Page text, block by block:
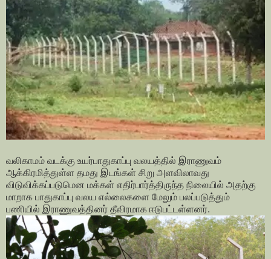
வலிகாமம் வடக்கு உயர்பாதுகாப்பு வலயத்தில் இராணுவம்
ஆக்கிரமித்துள்ள தமது இடங்கள் சிறு அளவிலாவது
விடுவிக்கப்படுமென மக்கள் எதிர்பார்த்திருந்த நிலையில் அதற்கு
மாறாக பாதுகாப்பு வலய எல்லைகளை மேலும் பலப்படுத்தும்
பணியில் இராணுவத்தினர் தீவிரமாக ஈடுபட்டள்ளனர்.